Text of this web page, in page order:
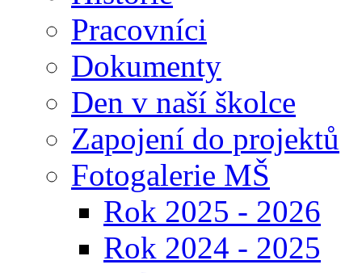
Pracovníci
Dokumenty
Den v naší školce
Zapojení do projektů
Fotogalerie MŠ
Rok 2025 - 2026
Rok 2024 - 2025